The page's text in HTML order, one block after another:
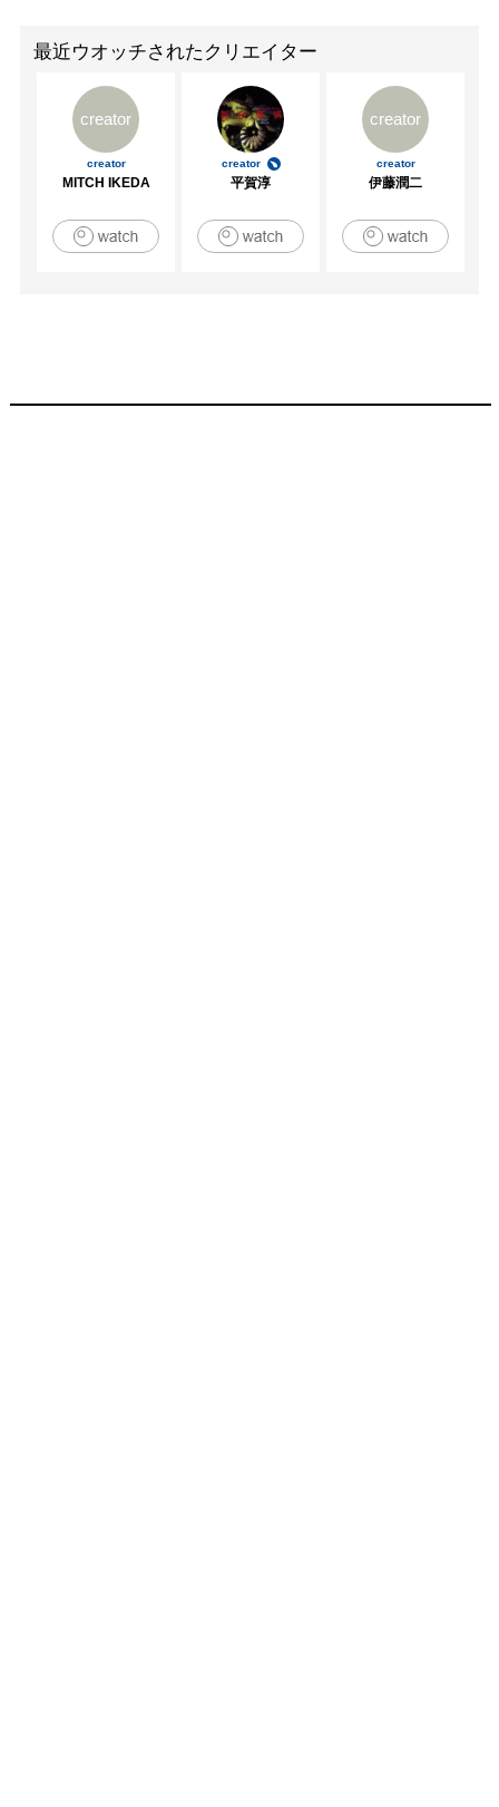
展2012( 東京、 文房堂ギャラリー)
2013　GALLERY HINOKI ART FAIR ( 京橋、ギャラリー
2013　HINOKI ANNUAL 2012 - 2013 ( ギャラリー檜)
2013　チャリティ展覧会 多摩美術大学校友会 小品展2013(
東京、 文房堂ギャラリー)
最近ウオッチされたクリエイター
creator
creator
MITCH IKEDA
creator
平賀淳
creator
creator
伊藤潤二